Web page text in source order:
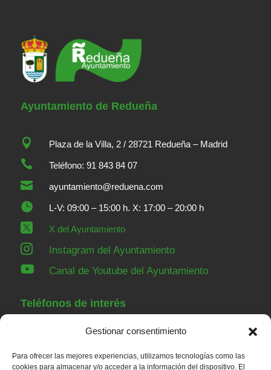
Gestionar consentimiento
Para ofrecer las mejores experiencias, utilizamos tecnologías como las
cookies para almacenar y/o acceder a la información del dispositivo. El
Ayuntamiento de Redueña
 Plaza de la Villa, 2 / 28721 Redueña – Madrid
 Teléfono: 91 843 84 07
 ayuntamiento@reduena.com
 L-V: 09:00 – 15:00 h. X: 17:00 – 20:00 h
 X del Ayuntamiento
 Instagram del Ayuntamiento
 Canal de Youtube del Ayuntamiento
Teléfonos de interés
91 843 00 36Guardia Civil Torrelaguna